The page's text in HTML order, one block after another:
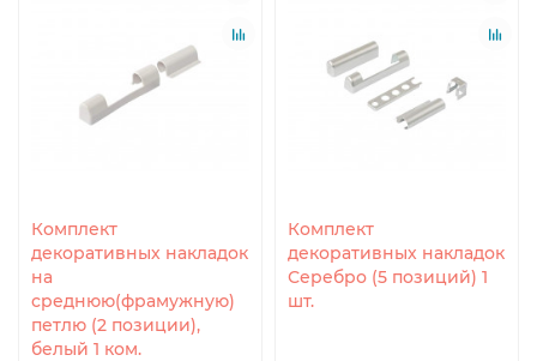
Комплект
декоративных накладок
на
среднюю(фрамужную)
петлю (2 позиции),
белый 1 ком.
Комплект
декоративных накладок
Серебро (5 позиций) 1
шт.